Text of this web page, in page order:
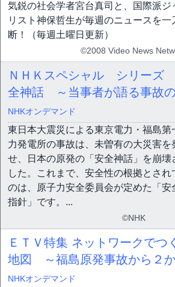
気鋭の社会学者宮台真司と、国際派ジ
リスト神保哲生が毎週のニュースを一
断！（毎週土曜日更新）
©2008 Video News
ＮＨＫスペシャル シリー
全神話 ～当事者が語る事故
NHKオンデマンド
東日本大震災による東京電力・福島第
力発電所の事故は、未曽有の大災害を
せ、日本の原発の「安全神話」を崩壊
した。これまで、安全性の根拠とされ
のは、原子力安全委員会が定めた「安
指針」です。...
©NHK
ＥＴＶ特集 ネットワークでつ
地図 ～福島原発事故から２
NHKオンデマンド